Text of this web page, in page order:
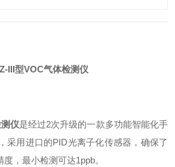
III型VOC气体检测仪
仪是经过2次升级的一款多功能智能化手
采用进口的PID光离子化传感器，确保了
，最小检测可达1ppb。